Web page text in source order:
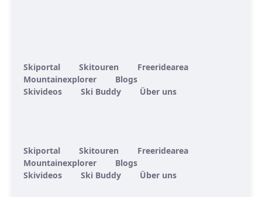
Skiportal Skitouren
Freeridearea
Mountainexplorer
Blogs
Skivideos
Ski Buddy Über uns
Skiportal Skitouren
Freeridearea
Mountainexplorer
Blogs
Skivideos
Ski Buddy Über uns